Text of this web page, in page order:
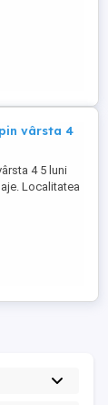
vârsta 4
4 5 luni
Localitatea